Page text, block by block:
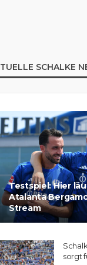
SCHALKE
Testspiel: Hier
Atalanta
Stream
sorgt